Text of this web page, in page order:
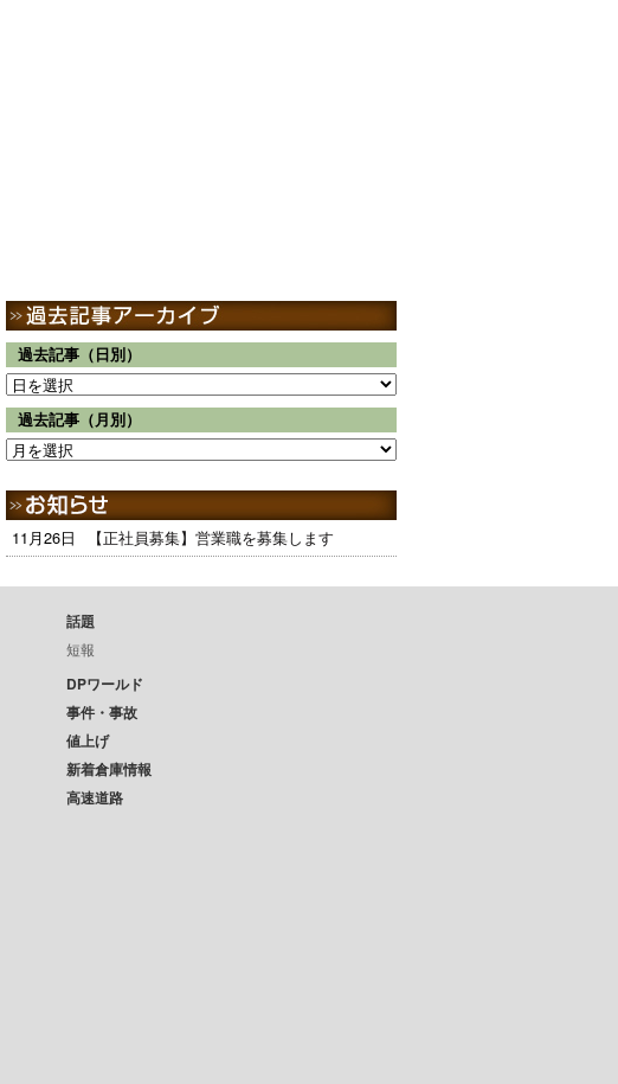
過去記事（日別）
過去記事（月別）
11月26日 【正社員募集】営業職を募集します
話題
短報
DPワールド
事件・事故
値上げ
新着倉庫情報
高速道路